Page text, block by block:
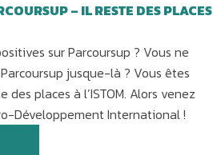
– IL RESTE DES PLACES
sur Parcoursup ? Vous ne
jusque-là ? Vous êtes
places à l’ISTOM. Alors venez
Développement International !